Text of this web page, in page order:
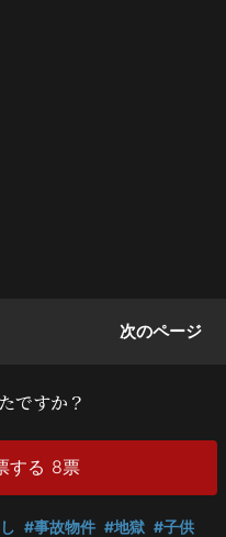
次のページ
ですか？
する 8票
#事故物件 #地獄 #子供